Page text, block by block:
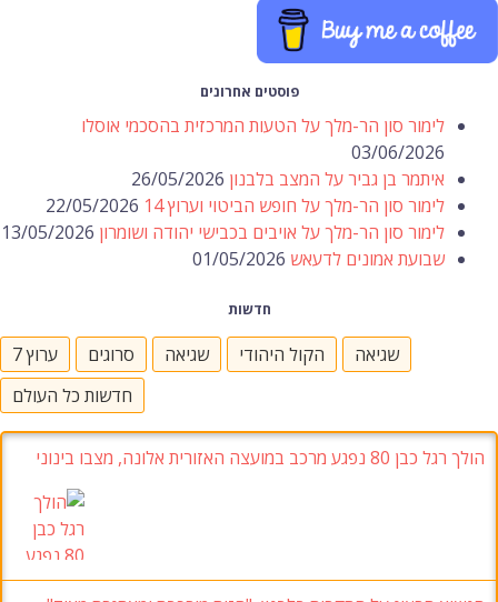
פוסטים אחרונים
לימור סון הר-מלך על הטעות המרכזית בהסכמי אוסלו
03/06/2026
איתמר בן גביר על המצב בלבנון 26/05/2026
לימור סון הר-מלך על חופש הביטוי וערוץ 14
22/05/2026
לימור סון הר-מלך על אויבים בכבישי יהודה ושומרון 13/05/2026
שבועת אמונים לדעאש 01/05/2026
חדשות
ערוץ 7 סרוגים שגיאה הקול היהודי
שגיאה
חדשות כל העולם
הולך רגל כבן 80 נפגע מרכב במועצה האזורית אלונה, מצבו בינוני